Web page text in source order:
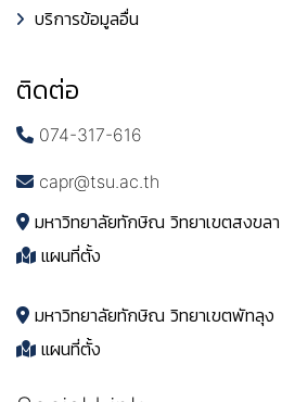
บริการข้อมูลอื่น
ติดต่อ
074-317-616
capr@tsu.ac.th
มหาวิทยาลัยทักษิณ วิทยาเขตสงขลา
แผนที่ตั้ง
มหาวิทยาลัยทักษิณ วิทยาเขตพัทลุง
แผนที่ตั้ง